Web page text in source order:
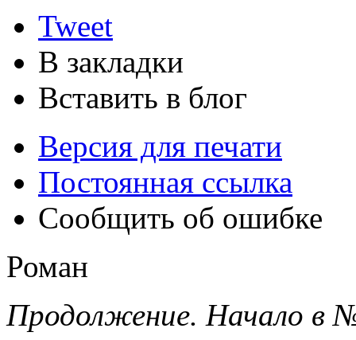
Tweet
В закладки
Вставить в блог
Версия для печати
Постоянная ссылка
Сообщить об ошибке
Роман
Продолжение. Начало в